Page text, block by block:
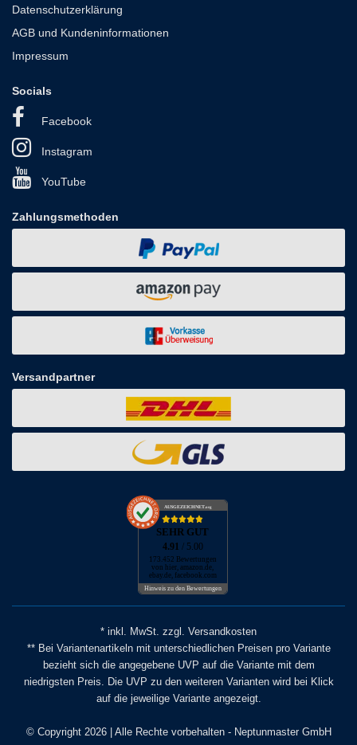
Datenschutzerklärung
AGB und Kundeninformationen
Impressum
Socials
Facebook
Instagram
YouTube
Zahlungsmethoden
Versandpartner
AUSGEZEICHNET.org
SEHR GUT
4.91 / 5.00
173.452 Bewertungen
von hier, amazon.de,
ebay.de, facebook.com
Hinweis zu den Bewertungen
* inkl. MwSt. zzgl. Versandkosten
** Bei Variantenartikeln mit unterschiedlichen Preisen pro Variante
bezieht sich die angegebene UVP auf die Variante mit dem
niedrigsten Preis. Die UVP zu den weiteren Varianten wird bei Klick
auf die jeweilige Variante angezeigt.
© Copyright 2026 | Alle Rechte vorbehalten - Neptunmaster GmbH